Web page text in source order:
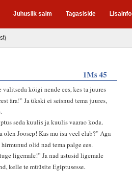
Juhuslik salm Tagasiside Lisainfo
1Ms 45
valitseda kõigi nende ees, kes ta juures
ära!” Ja ükski ei seisnud tema juures,
seda kuulis ja kuulis vaarao koda.
Joosep! Kas mu isa veel elab?” Aga
olid nad tema palge ees.
ligemale!” Ja nad astusid ligemale
kelle te müüsite Egiptusesse.